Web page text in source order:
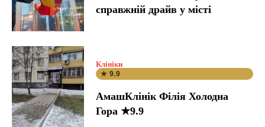
справжній драйв у місті
Клініки
★ 9.9
АмашКлінік Філія Холодна
Гора ★9.9